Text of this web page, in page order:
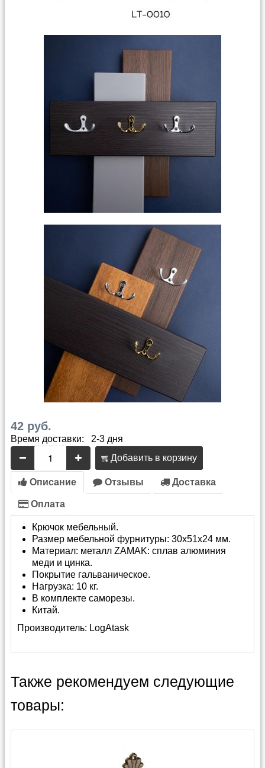
42 руб.
Время доставки: 2-3 дня
Добавить в корзину
Описание Отзывы Доставка
Оплата
Крючок мебельный.
Размер мебельной фурнитуры: 30х51х24 мм.
Материал: металл ZAMAK: сплав алюминия
меди и цинка.
Покрытие гальваническое.
Нагрузка: 10 кг.
В комплекте саморезы.
Китай.
Производитель: LogAtask
Также рекомендуем следующие
товары: